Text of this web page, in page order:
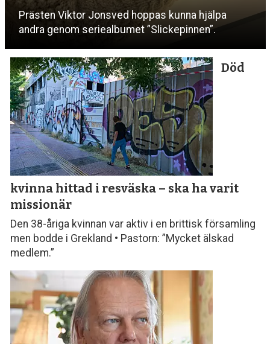
Prästen Viktor Jonsved hoppas kunna hjälpa
andra genom seriealbumet ”Slickepinnen”.
Död
kvinna hittad i resväska – ska ha varit
missionär
Den 38-åriga kvinnan var aktiv i en brittisk församling
men bodde i Grekland • Pastorn: ”Mycket älskad
medlem.”